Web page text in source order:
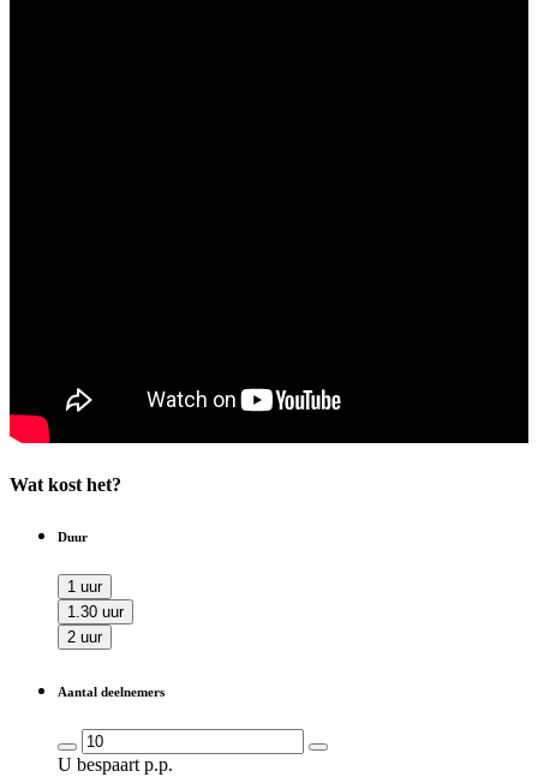
Wat kost het?
Duur
1 uur
1.30 uur
2 uur
Aantal deelnemers
U bespaart p.p.